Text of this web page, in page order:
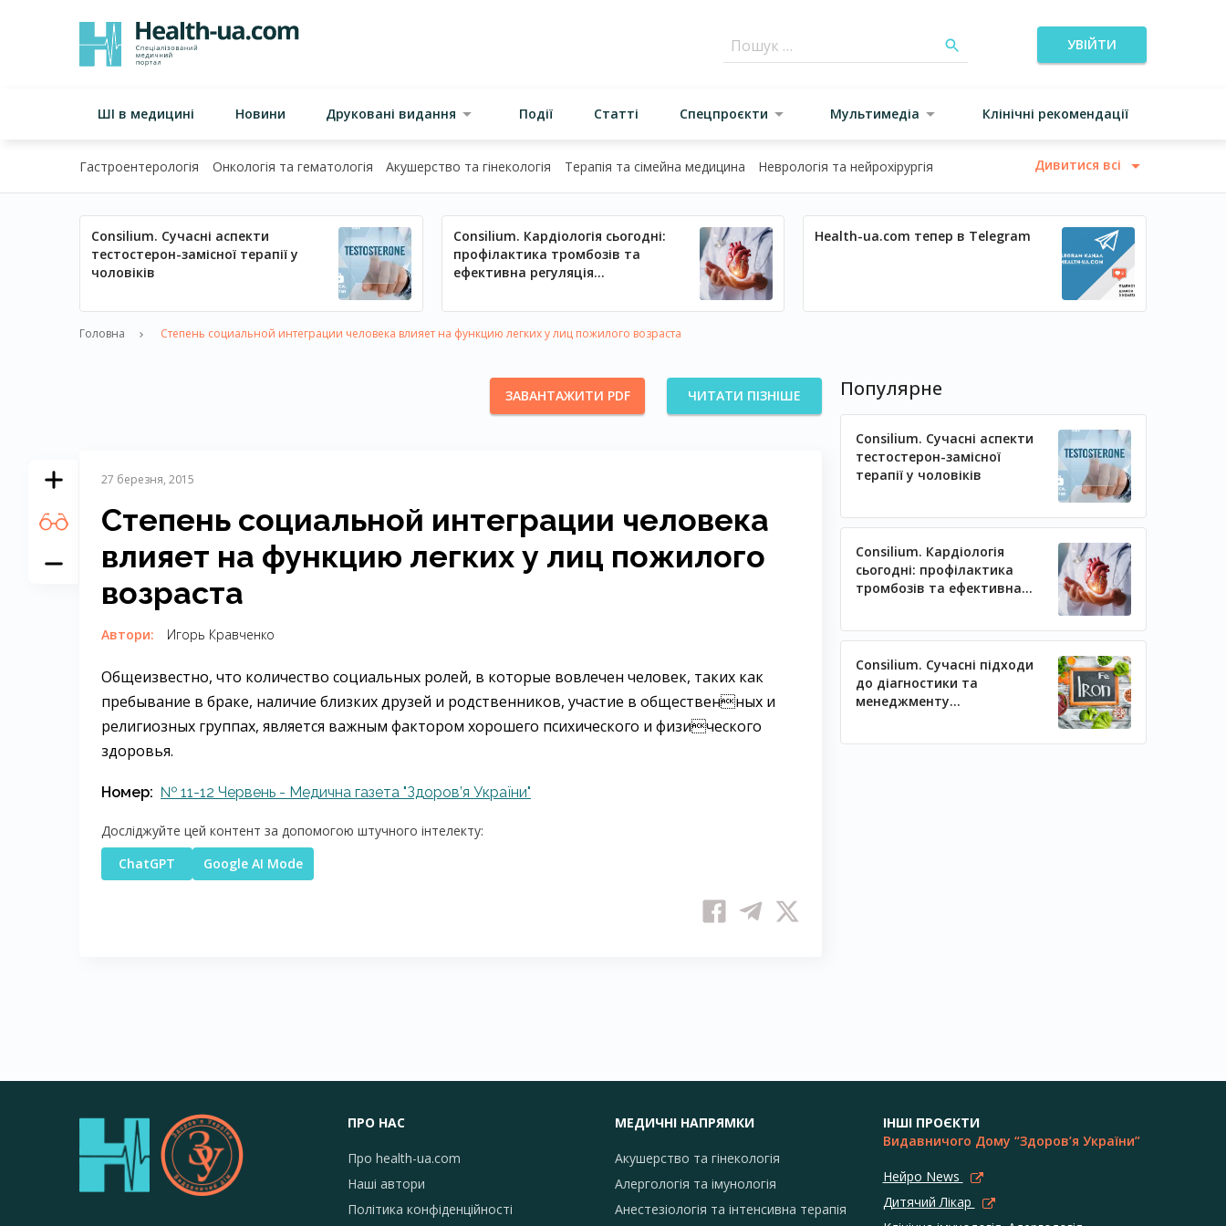
УВІЙТИ
ШІ в медицині Новини Друковані видання Події Статті Спецпроєкти Мультимедіа Клінічні рекомендації
Гастроентерологія Онкологія та гематологія Акушерство та гінекологія Терапія та сімейна медицина Неврологія та нейрохірургія Дивитися всі
Consilium. Сучасні аспекти
тестостерон-замісної терапії у
чоловіків
Consilium. Кардіологія сьогодні:
профілактика тромбозів та
ефективна регуляція
Health-ua.com тепер в Telegram
Головна Степень социальной интеграции человека влияет на функцию легких у лиц пожилого возраста
ЗАВАНТАЖИТИ PDF ЧИТАТИ ПІЗНІШЕ
27 березня, 2015
Степень социальной интеграции человека
влияет на функцию легких у лиц пожилого
возраста
Автори: Игорь Кравченко
Общеизвестно, что количество социальных ролей, в которые вовлечен человек, таких как
пребывание в браке, наличие близких друзей и родственников, участие в общественных и
религиозных группах, является важным фактором хорошего психического и физического
здоровья.
Номер: № 11-12 Червень - Медична газета "Здоров’я України"
Досліджуйте цей контент за допомогою штучного інтелекту:
ChatGPT
Google AI Mode
Популярне
Consilium. Сучасні аспекти
тестостерон-замісної
терапії у чоловіків
Consilium. Кардіологія
сьогодні: профілактика
тромбозів та ефективна
Consilium. Сучасні підходи
до діагностики та
менеджменту
ПРО НАС
Про health-ua.com
Наші автори
Політика конфіденційності
МЕДИЧНІ НАПРЯМКИ
Акушерство та гінекологія
Алергологія та імунологія
Анестезіологія та інтенсивна терапія
ІНШІ ПРОЄКТИ
Видавничого Дому “Здоров’я України”
Нейро News
Дитячий Лікар